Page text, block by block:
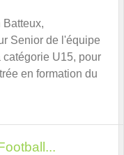
Batteux,
Senior de l'équipe
U15, pour
en formation du